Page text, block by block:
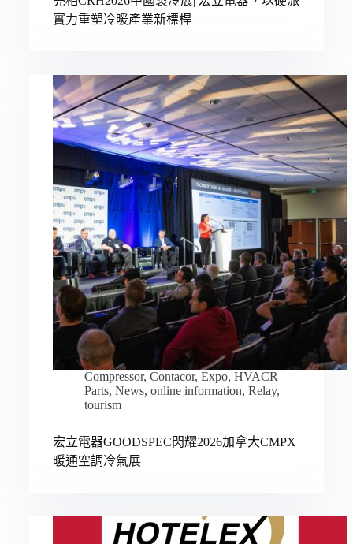
實力重塑冷暖產業新標桿
Compressor, Contacor, Expo, HVACR
Parts, News, online information, Relay,
tourism
宏立電器GOODSPEC閃耀2026加拿大CMPX
暖通空調冷氣展